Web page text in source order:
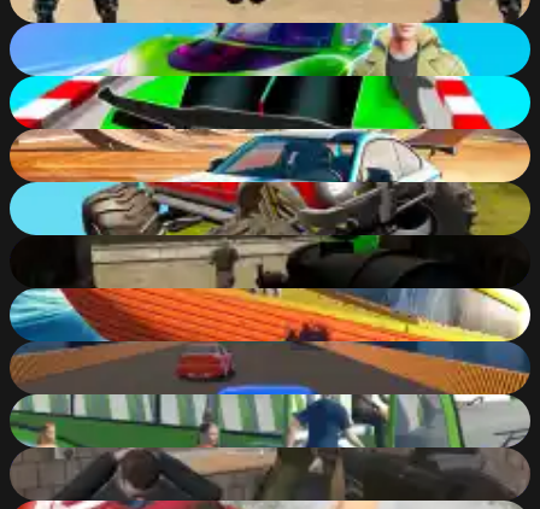
83%
Real Cars Epic Stunts
%
GT Cars City Racing
83%
Stunt Multiplayer Arena
89%
Offroad Muddy Trucks
%
Sniper Elite 3D
%
Hydro Racing 3D
76%
Stunt Car Extreme 2
83%
Hill Station Bus Simulator
84%
Rescue Rift
84%